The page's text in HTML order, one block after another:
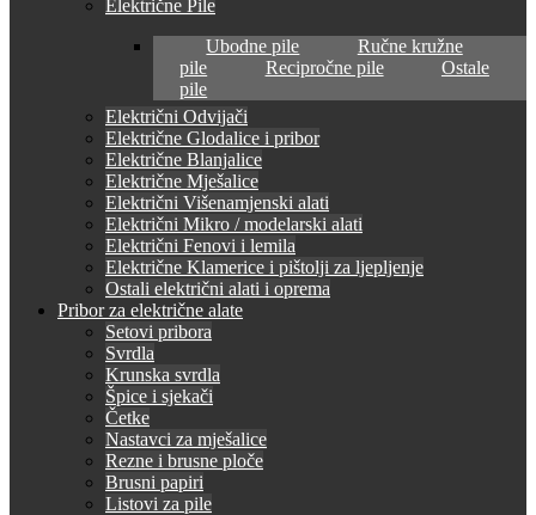
Električne Pile
Ubodne pile
Ručne kružne
pile
Recipročne pile
Ostale
pile
Električni Odvijači
Električne Glodalice i pribor
Električne Blanjalice
Električne Mješalice
Električni Višenamjenski alati
Električni Mikro / modelarski alati
Električni Fenovi i lemila
Električne Klamerice i pištolji za ljepljenje
Ostali električni alati i oprema
Pribor za električne alate
Setovi pribora
Svrdla
Krunska svrdla
Špice i sjekači
Četke
Nastavci za mješalice
Rezne i brusne ploče
Brusni papiri
Listovi za pile